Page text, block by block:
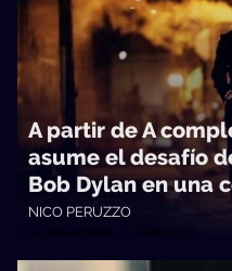
A partir de A
asume el desafío
Bob Dylan en una
NICO PERUZZO
No Toquen Nada • 04/03/2025